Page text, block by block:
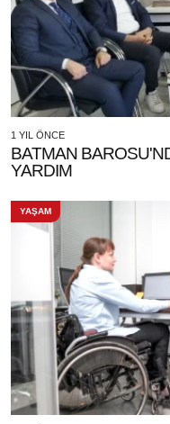
1 YIL ÖNCE
BATMAN
YARDIM
YAŞAM